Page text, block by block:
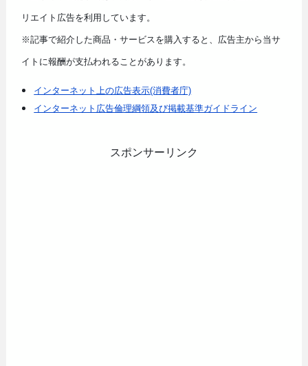
リエイト広告を利用しています。
※記事で紹介した商品・サービスを購入すると、広告主から当サ
イトに報酬が支払われることがあります。
インターネット上の広告表示(消費者庁)
インターネット広告倫理綱領及び掲載基準ガイドライン
スポンサーリンク